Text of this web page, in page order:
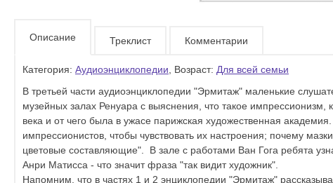
Описание Треклист Комментарии
Категория: Аудиоэнциклопедии , Возраст: Для всей семьи
В третьей части аудиоэнциклопедии "Эрмитаж" маленькие
музейных залах Ренуара с выяснения, что такое
века и от чего была в ужасе парижская художественная
импрессионистов, чтобы чувствовать их настроения; почему
цветовые составляющие". В зале с работами Ван Гога ребята
Анри Матисса - что значит фраза "так видит художник".
Напомним, что в частях 1 и 2 энциклопедии "Эрмитаж"